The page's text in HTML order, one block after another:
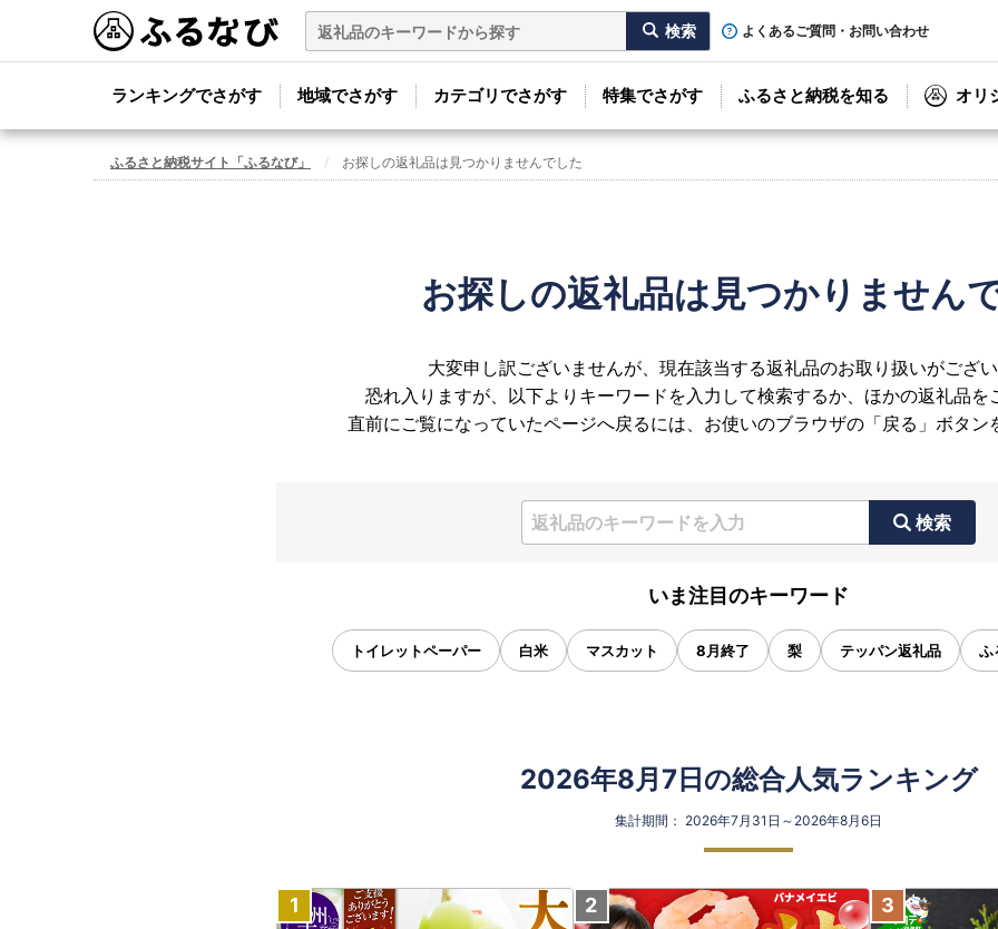
よくあるご質問・お問い合わせ
ランキングでさがす 地域でさがす カテゴリでさがす 特集でさがす ふるさと納税を知る オリ
ふるさと納税サイト「ふるなび」 お探しの返礼品は見つかりませんでした
お探しの返礼品は見つかりません
大変申し訳ございませんが、現在該当する返礼品のお取り扱いがござ
恐れ入りますが、以下よりキーワードを入力して検索するか、ほかの返礼品を
直前にご覧になっていたページへ戻るには、お使いのブラウザの「戻る」ボタン
検索
いま注目のキーワード
トイレットペーパー 白米 マスカット 8月終了 梨 テッパン返礼品 ふ
2026年8月7日の総合人気ランキング
集計期間： 2026年7月31日～2026年8月6日